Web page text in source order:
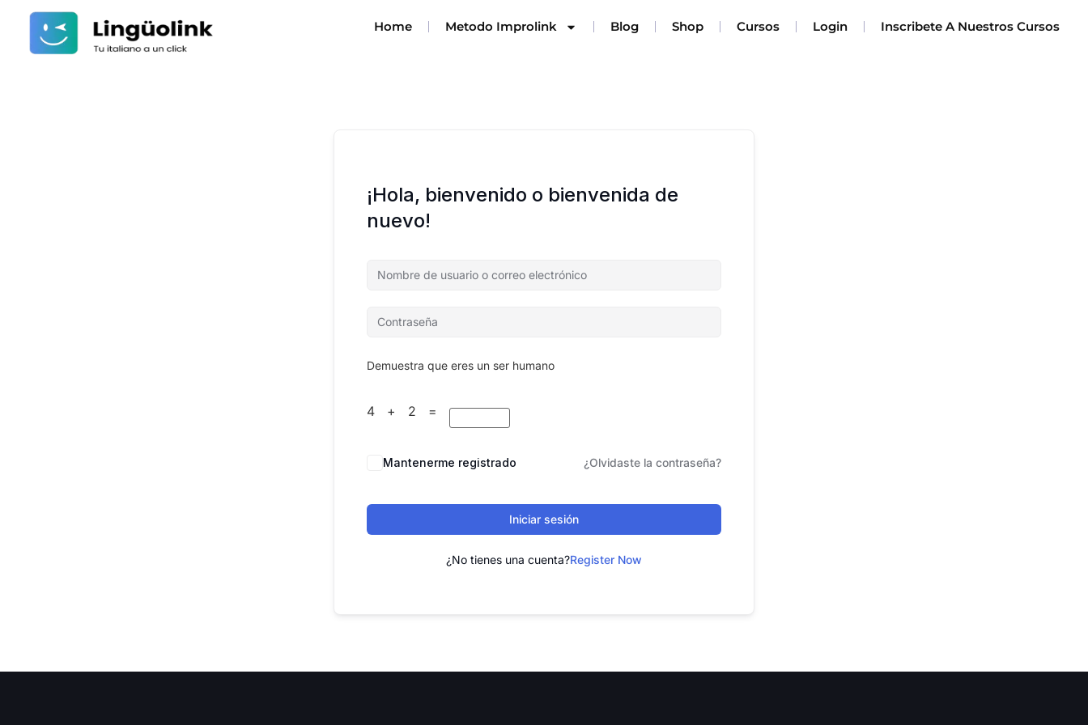
Home Metodo Improlink Blog Shop Cursos Login Inscribete A Nuestros Cursos
¡Hola, bienvenido o bienvenida de
nuevo!
Demuestra que eres un ser humano
4 + 2 =
Mantenerme registrado ¿Olvidaste la contraseña?
Iniciar sesión
¿No tienes una cuenta?Register Now